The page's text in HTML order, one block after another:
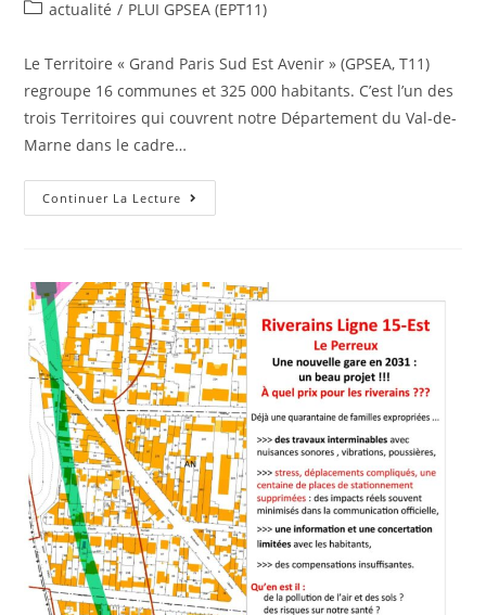
actualité / PLUI GPSEA (EPT11)
Le Territoire « Grand Paris Sud Est Avenir » (GPSEA, T11)
regroupe 16 communes et 325 000 habitants. C’est l’un des
trois Territoires qui couvrent notre Département du Val-de-
Marne dans le cadre…
Continuer La Lecture